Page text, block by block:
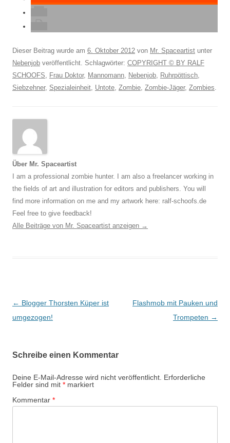
Dieser Beitrag wurde am 6. Oktober 2012 von Mr. Spaceartist unter
Nebenjob veröffentlicht. Schlagwörter: COPYRIGHT © BY RALF
SCHOOFS, Frau Doktor, Mannomann, Nebenjob, Ruhrpöttisch,
Siebzehner, Spezialeinheit, Untote, Zombie, Zombie-Jäger, Zombies.
Über Mr. Spaceartist
I am a professional zombie hunter. I am also a freelancer working in
the fields of art and illustration for editors and publishers. You will
find more information on me and my artwork here: ralf-schoofs.de
Feel free to give feedback!
Alle Beiträge von Mr. Spaceartist anzeigen →
Beitragsnavigation
← Blogger Thorsten Küper ist
umgezogen!
Flashmob mit Pauken und
Trompeten →
Schreibe einen Kommentar
Deine E-Mail-Adresse wird nicht veröffentlicht. Erforderliche
Felder sind mit * markiert
Kommentar *